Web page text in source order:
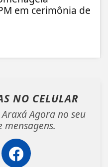
em cerimônia de
NO CELULAR
Agora no seu